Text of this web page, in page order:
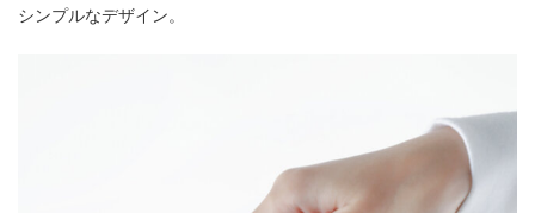
シンプルなデザイン。